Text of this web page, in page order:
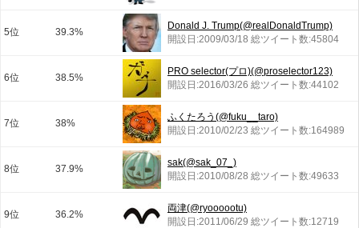
5位 39.3%
Donald J. Trump(@realDonaldTrump)
開設日:2009/03/18 総ツイート数:45804
6位 38.5%
PRO selector(プロ)(@proselector123)
開設日:2016/03/26 総ツイート数:44102
7位 38%
ふくたろう(@fuku__taro)
開設日:2010/02/23 総ツイート数:164989
8位 37.9%
sak(@sak_07_)
開設日:2010/08/28 総ツイート数:49633
9位 36.2%
両津(@ryoooootu)
開設日:2011/06/29 総ツイート数:12719